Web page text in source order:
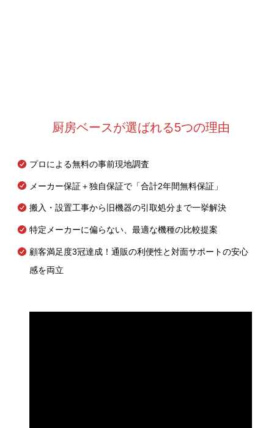
厨房ベースが選ばれる5つの理由
プロによる無料の事前現地調査
メーカー保証＋独自保証で「合計2年間無料保証」
搬入・設置工事から旧機器の引取処分まで一挙解決
特定メーカーに偏らない、最適な機種の比較提案
顧客満足度3冠達成！通販の利便性と対面サポートの安心
感を両立